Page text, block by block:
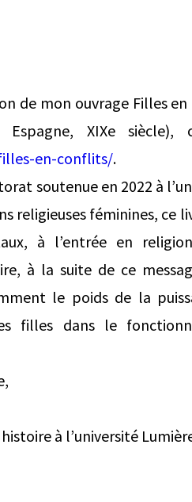
de mon ouvrage Filles
XIXe siècle),
en-conflits/.
soutenue en 2022 à
religieuses féminines, ce
à l’entrée en
à la suite de ce
le poids de la
filles dans le
à l’université